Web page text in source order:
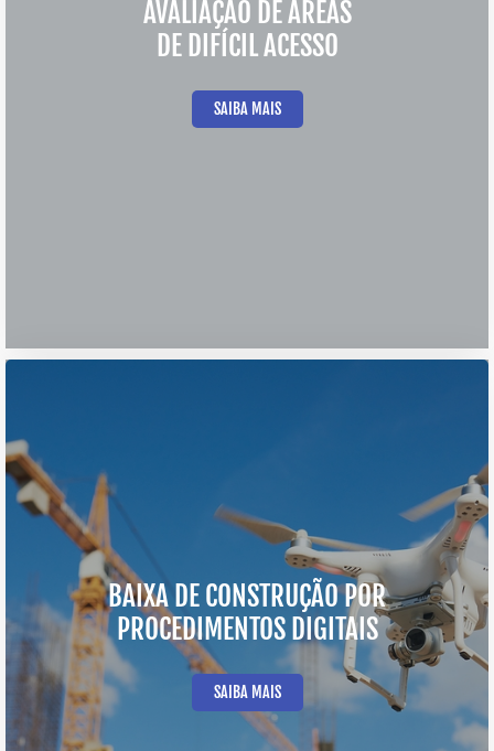
AVALIAÇÃO DE ÁREAS
DE DIFÍCIL ACESSO
SAIBA MAIS
BAIXA DE CONSTRUÇÃO POR
PROCEDIMENTOS DIGITAIS
SAIBA MAIS